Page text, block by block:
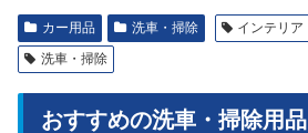
カー用品 洗車・掃除
インテリア
洗車・掃除
おすすめの洗車・掃除用品